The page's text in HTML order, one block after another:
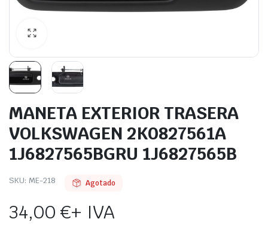
MANETA EXTERIOR TRASERA
VOLKSWAGEN 2K0827561A
1J6827565BGRU 1J6827565B
SKU: ME-218 Agotado
34,00€+ IVA